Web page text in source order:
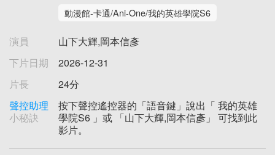
動漫館-卡通/Ani-One/我的英雄學院S6
演員
山下大輝,岡本信彥
下片日期
2026-12-31
片長
24分
聲控助理
小秘訣
按下聲控遙控器的「語音鍵」說出「 我的英雄
學院S6 」或 「山下大輝,岡本信彥」 可找到此
影片。